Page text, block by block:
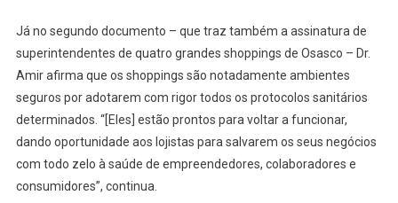
Já no segundo documento – que traz também a assinatura de
superintendentes de quatro grandes shoppings de Osasco – Dr.
Amir afirma que os shoppings são notadamente ambientes
seguros por adotarem com rigor todos os protocolos sanitários
determinados. “[Eles] estão prontos para voltar a funcionar,
dando oportunidade aos lojistas para salvarem os seus negócios
com todo zelo à saúde de empreendedores, colaboradores e
consumidores”, continua.